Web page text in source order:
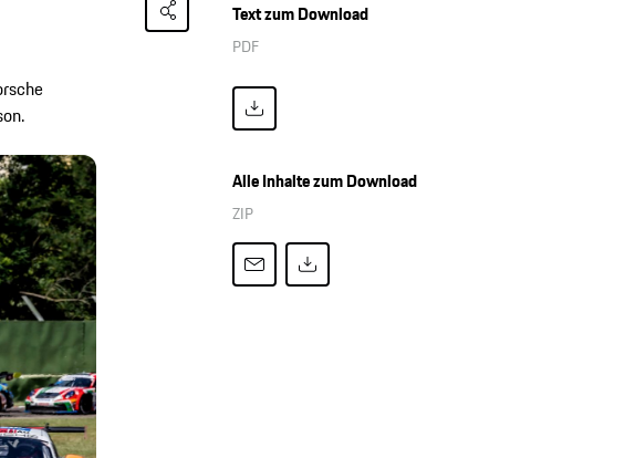
Text zum Download
PDF
Alle Inhalte zum Download
ZIP